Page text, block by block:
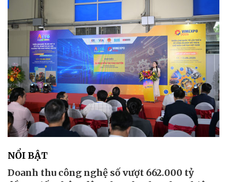
NỔI BẬT
Doanh thu công nghệ số vượt 662.000 tỷ